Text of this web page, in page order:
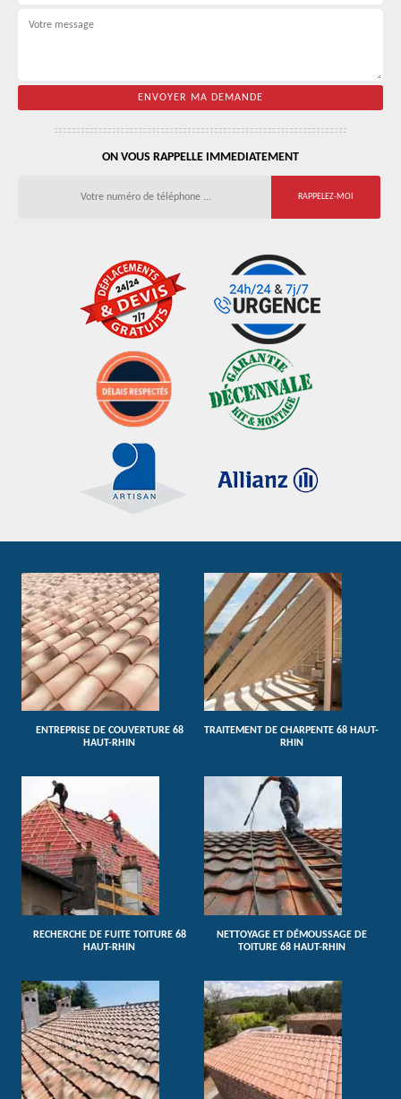
ON VOUS RAPPELLE IMMEDIATEMENT
ENTREPRISE DE COUVERTURE 68
HAUT-RHIN
TRAITEMENT DE CHARPENTE 68 HAUT-
RHIN
RECHERCHE DE FUITE TOITURE 68
HAUT-RHIN
NETTOYAGE ET DÉMOUSSAGE DE
TOITURE 68 HAUT-RHIN